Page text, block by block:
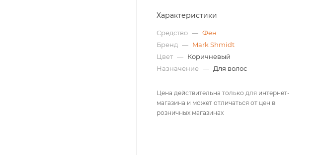
Характеристики
Средство — Фен
Бренд — Mark Shmidt
Цвет — Коричневый
Назначение — Для волос
Цена действительна только для интернет-
магазина и может отличаться от цен в
розничных магазинах